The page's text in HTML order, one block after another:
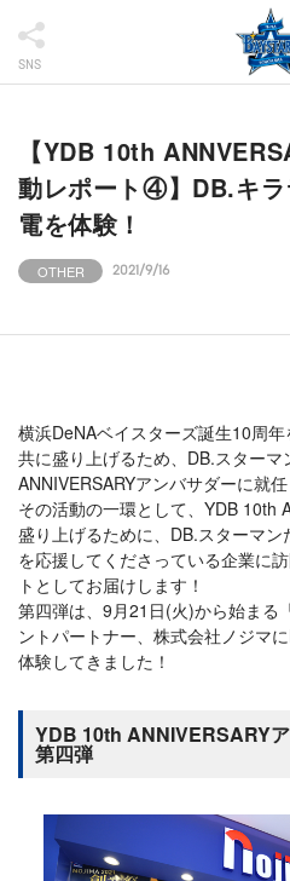
SNS
【YDB 10th
動レポート④】DB.キ
電を体験！
OTHER 2021/9/16
横浜DeNAベイスターズ誕生10周
共に盛り上げるため、DB.スター
ANNIVERSARYアンバサダーに就
その活動の一環として、YDB 10th
盛り上げるために、DB.スターマ
を応援してくださっている企業に
トとしてお届けします！
第四弾は、9月21日(火)から始まる
ントパートナー、株式会社ノジマ
体験してきました！
YDB 10th ANNIVERSARY
第四弾